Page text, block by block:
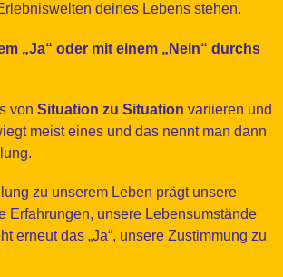
deines Lebens stehen.
„Ja“ oder mit einem „Nein“ durchs
von Situation zu Situation variieren und
meist eines und das nennt man dann
zu unserem Leben prägt unsere
Erfahrungen, unsere Lebensumstände
erneut das „Ja“, unsere Zustimmung zu